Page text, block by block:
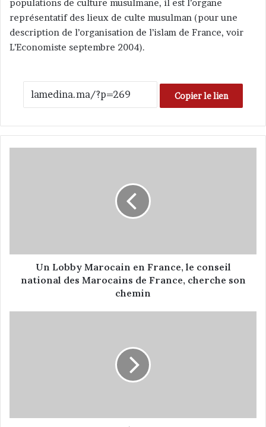
populations de culture musulmane, il est l’organe
représentatif des lieux de culte musulman (pour une
description de l’organisation de l’islam de France, voir
L’Economiste septembre 2004).
Copier le lien
a
Un Lobby Marocain en France, le conseil
national des Marocains de France, cherche son
chemin
s